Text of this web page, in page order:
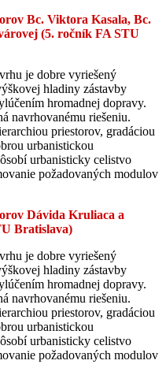
Bc. Viktora Kasala, Bc.
(5. ročník FA STU
je dobre vyriešený
hladiny zástavby
hromadnej dopravy.
navrhovanému riešeniu.
priestorov, gradáciou
urbanistickou
urbanisticky celistvo
požadovaných modulov
Dávida Kruliaca a
Bratislava)
je dobre vyriešený
hladiny zástavby
hromadnej dopravy.
navrhovanému riešeniu.
priestorov, gradáciou
urbanistickou
urbanisticky celistvo
požadovaných modulov